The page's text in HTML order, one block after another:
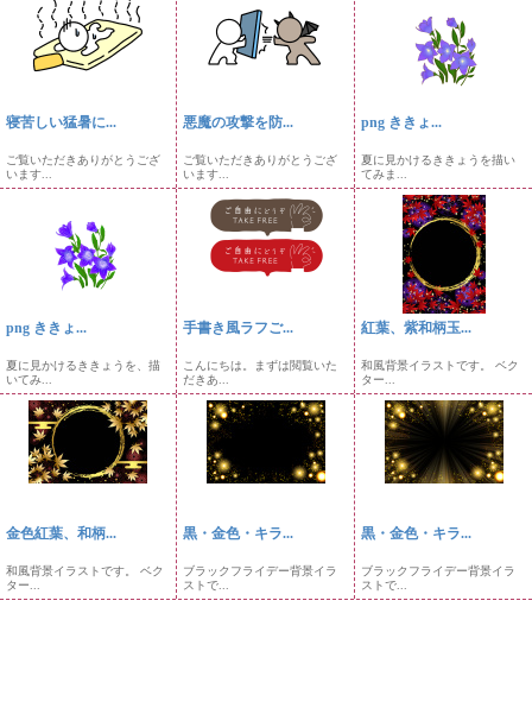
寝苦しい猛暑に...
ご覧いただきありがとうござ
います...
悪魔の攻撃を防...
ご覧いただきありがとうござ
います...
png ききょ...
夏に見かけるききょうを描い
てみま...
png ききょ...
夏に見かけるききょうを、描
いてみ...
手書き風ラフご...
こんにちは。まずは閲覧いた
だきあ...
紅葉、紫和柄玉...
和風背景イラストです。 ベク
ター...
金色紅葉、和柄...
和風背景イラストです。 ベク
ター...
黒・金色・キラ...
ブラックフライデー背景イラ
ストで...
黒・金色・キラ...
ブラックフライデー背景イラ
ストで...